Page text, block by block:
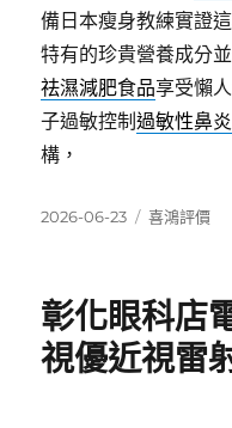
備日本瘦身教練實證
特有的珍貴營養成分
祛濕減肥食品享受懶
子過敏控制過敏性鼻
構，
發
2026-06-23
分
喜鴻評價
彰化眼科店
視優近視雷